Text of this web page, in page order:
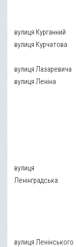
вулиця Курганний
вулиця Курчатова
вулиця Лазаревича
вулиця Леніна
вулиця
Ленінградська
вулиця Ленінського